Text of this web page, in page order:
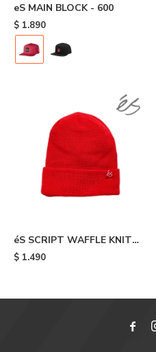
eS MAIN BLOCK - 600
$ 1.890
éS SCRIPT WAFFLE KNIT
BEANIE - 600
$ 1.490
